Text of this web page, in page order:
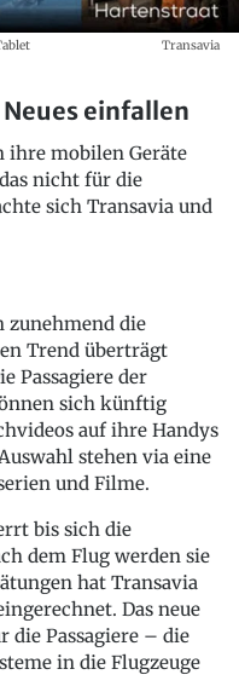
Transavia
einfallen
ihre mobilen Geräte
nicht für die
sich Transavia und
zunehmend die
Trend überträgt
Passagiere der
sich künftig
auf ihre Handys
stehen via eine
und Filme.
bis sich die
dem Flug werden sie
hat Transavia
Das neue
die Passagiere – die
in die Flugzeuge